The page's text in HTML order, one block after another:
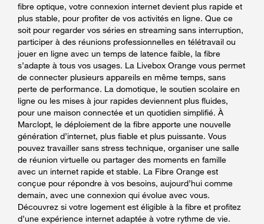
fibre optique, votre connexion internet devient plus rapide et
plus stable, pour profiter de vos activités en ligne. Que ce
soit pour regarder vos séries en streaming sans interruption,
participer à des réunions professionnelles en télétravail ou
jouer en ligne avec un temps de latence faible, la fibre
s’adapte à tous vos usages. La Livebox Orange vous permet
de connecter plusieurs appareils en même temps, sans
perte de performance. La domotique, le soutien scolaire en
ligne ou les mises à jour rapides deviennent plus fluides,
pour une maison connectée et un quotidien simplifié. À
Marclopt, le déploiement de la fibre apporte une nouvelle
génération d’internet, plus fiable et plus puissante. Vous
pouvez travailler sans stress technique, organiser une salle
de réunion virtuelle ou partager des moments en famille
avec un internet rapide et stable. La Fibre Orange est
conçue pour répondre à vos besoins, aujourd’hui comme
demain, avec une connexion qui évolue avec vous.
Découvrez si votre logement est éligible à la fibre et profitez
d’une expérience internet adaptée à votre rythme de vie.